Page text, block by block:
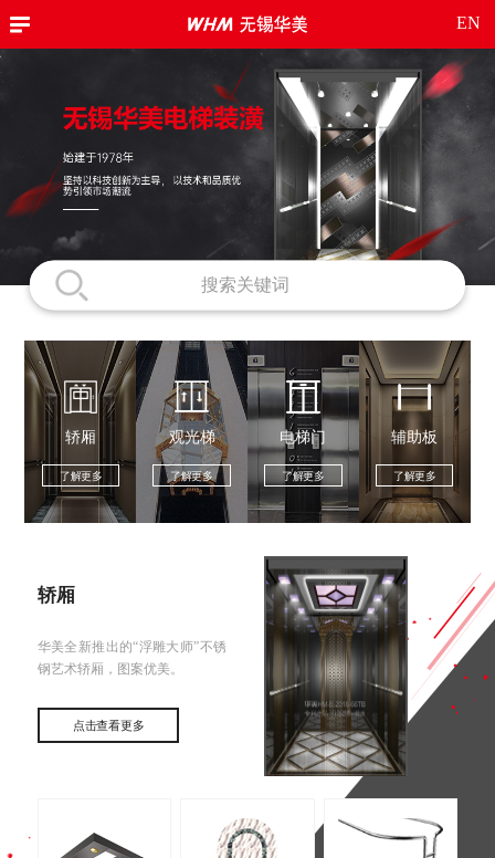
EN
轿厢
了解更多
观光梯
了解更多
电梯门
了解更多
辅助板
了解更多
轿厢
华美全新推出的“浮雕大师”不锈
钢艺术轿厢，图案优美。
点击查看更多